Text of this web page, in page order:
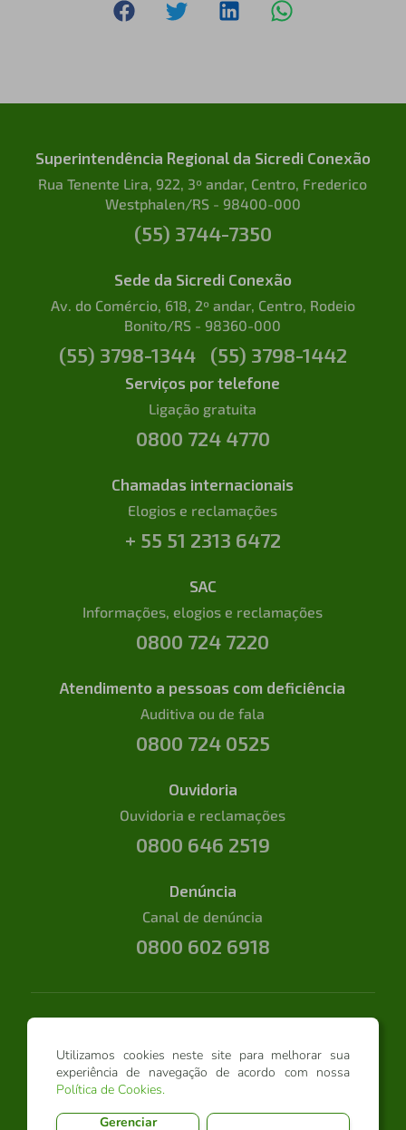
Utilizamos cookies neste site para melhorar sua
experiência de navegação de acordo com nossa
Política de Cookies.
Gerenciar
Superintendência Regional da Sicredi Conexão
Rua Tenente Lira, 922, 3º andar, Centro, Frederico
Westphalen/RS - 98400-000
(55) 3744-7350
Sede da Sicredi Conexão
Av. do Comércio, 618, 2º andar, Centro, Rodeio
Bonito/RS - 98360-000
(55) 3798-1344 (55) 3798-1442
Serviços por telefone
Ligação gratuita
0800 724 4770
Chamadas internacionais
Elogios e reclamações
+ 55 51 2313 6472
SAC
Informações, elogios e reclamações
0800 724 7220
Atendimento a pessoas com deficiência
Auditiva ou de fala
0800 724 0525
Ouvidoria
Ouvidoria e reclamações
0800 646 2519
Denúncia
Canal de denúncia
0800 602 6918